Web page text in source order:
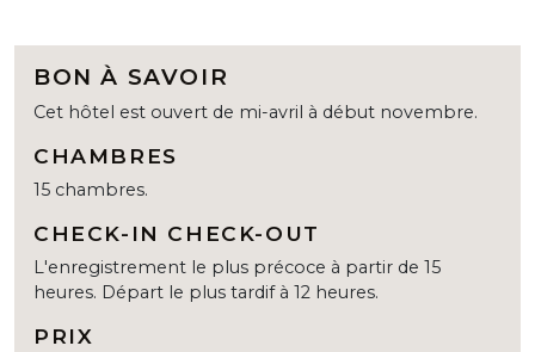
BON À SAVOIR
Cet hôtel est ouvert de mi-avril à début novembre.
CHAMBRES
15 chambres.
CHECK-IN CHECK-OUT
L'enregistrement le plus précoce à partir de 15
heures. Départ le plus tardif à 12 heures.
PRIX